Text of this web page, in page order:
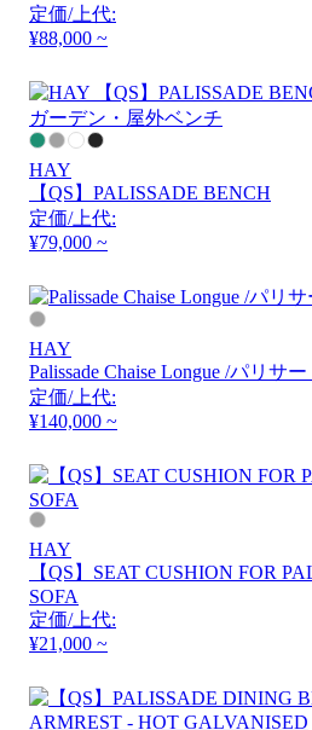
定価/上代:
¥88,000 ~
HAY
【QS】PALISSADE BENCH
定価/上代:
¥79,000 ~
HAY
Palissade Chaise Longue /パリサ
定価/上代:
¥140,000 ~
HAY
【QS】SEAT CUSHION FOR
SOFA
定価/上代:
¥21,000 ~